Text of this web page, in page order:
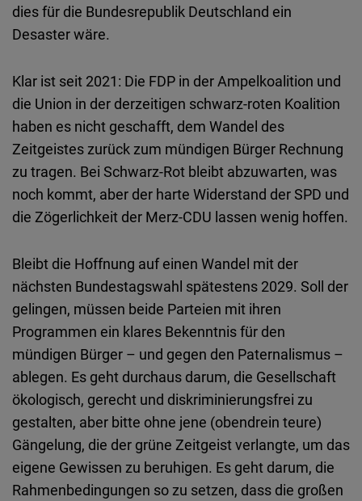
dies für die Bundesrepublik Deutschland ein
Desaster wäre.
Klar ist seit 2021: Die FDP in der Ampelkoalition und
die Union in der derzeitigen schwarz-roten Koalition
haben es nicht geschafft, dem Wandel des
Zeitgeistes zurück zum mündigen Bürger Rechnung
zu tragen. Bei Schwarz-Rot bleibt abzuwarten, was
noch kommt, aber der harte Widerstand der SPD und
die Zögerlichkeit der Merz-CDU lassen wenig hoffen.
Bleibt die Hoffnung auf einen Wandel mit der
nächsten Bundestagswahl spätestens 2029. Soll der
gelingen, müssen beide Parteien mit ihren
Programmen ein klares Bekenntnis für den
mündigen Bürger – und gegen den Paternalismus –
ablegen. Es geht durchaus darum, die Gesellschaft
ökologisch, gerecht und diskriminierungsfrei zu
gestalten, aber bitte ohne jene (obendrein teure)
Gängelung, die der grüne Zeitgeist verlangte, um das
eigene Gewissen zu beruhigen. Es geht darum, die
Rahmenbedingungen so zu setzen, dass die großen